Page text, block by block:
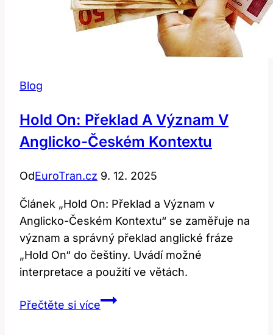
Blog
Hold On: Překlad A Význam V
Anglicko-Českém Kontextu
OdEuroTran.cz 9. 12. 2025
Článek „Hold On: Překlad a Význam v
Anglicko-Českém Kontextu“ se zaměřuje na
význam a správný překlad anglické fráze
„Hold On“ do češtiny. Uvádí možné
interpretace a použití ve větách.
Přečtěte si víceHold